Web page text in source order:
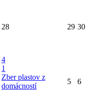
28 29 30
4
1
Zber plastov z
domácností
5 6